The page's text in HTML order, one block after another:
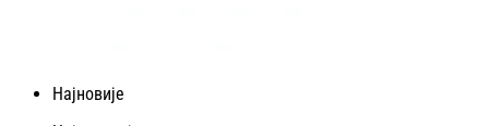
Најновије